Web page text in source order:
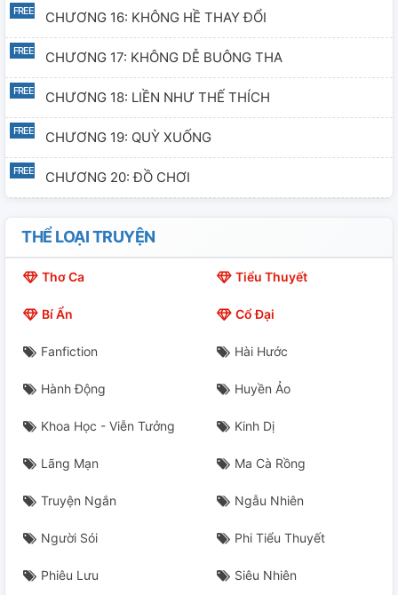
CHƯƠNG 16: KHÔNG HỀ THAY ĐỔI
CHƯƠNG 17: KHÔNG DỄ BUÔNG THA
CHƯƠNG 18: LIỀN NHƯ THẾ THÍCH
CHƯƠNG 19: QUỲ XUỐNG
CHƯƠNG 20: ĐỒ CHƠI
CHƯƠNG 21: THIẾU ĐÀN BÀ?
CHƯƠNG 22: LÀ NỢ
CHƯƠNG 26: SAO CÓ THỂ QUAN TÂM CHỨ
CHƯƠNG 27: ANH CHÊ CÔ BẨN
CHƯƠNG 28: BẢN THÂN CÔ TA CÒN KHÔNG ĐỂ Ý
CHƯƠNG 29: ĐI RA NGOÀI
CHƯƠNG 30: BỎ LẠI CÔ
THỂ LOẠI TRUYỆN
Thơ Ca Tiểu Thuyết
Bí Ẩn Cổ Đại
Fanfiction Hài Hước
Hành Động Huyền Ảo
Khoa Học - Viễn Tưởng Kinh Dị
Lãng Mạn Ma Cà Rồng
Truyện Ngắn Ngẫu Nhiên
Người Sói Phi Tiểu Thuyết
Phiêu Lưu Siêu Nhiên